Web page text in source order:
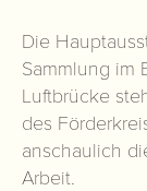
Die
Sammlung im
Luftbrücke
des
anschaulich
Arbeit.